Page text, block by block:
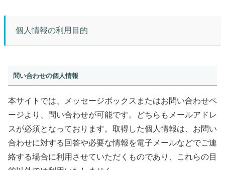
個人情報の利用目的
問い合わせの個人情報
本サイトでは、メッセージボックスまたはお問い合わせペ
ージより、問い合わせが可能です。どちらもメールアドレ
スが必須となっております。取得した個人情報は、お問い
合わせに対する回答や必要な情報を電子メールなどでご連
絡する場合に利用させていただくものであり、これらの目